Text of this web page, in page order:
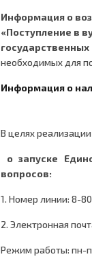
Информация о
«Поступление в
необходимых для
Информация о
В целях
о запуске
вопросов:
1. Номер линии: 8-
2. Электронная
Режим работы: пн-